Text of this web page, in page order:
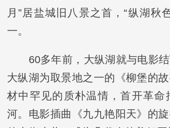
月”居盐城旧八景之首，“纵湖秋
一。
60多年前，大纵湖就与电影结
大纵湖为取景地之一的《柳堡的
材中罕见的质朴温情，首开革命
河。电影插曲《九九艳阳天》的